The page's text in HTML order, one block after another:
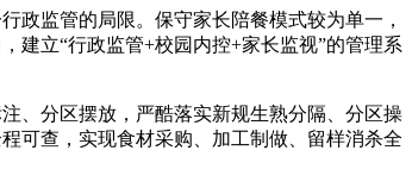
监管的局限。保守家长陪餐模式较为单一，
建立“行政监管+校园内控+家长监视”的管理系
、分区摆放，严酷落实新规生熟分隔、分区操
可查，实现食材采购、加工制做、留样消杀全